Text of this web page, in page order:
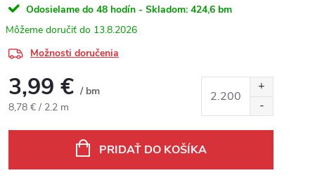
Odosielame do 48 hodín - Skladom: 424,6 bm
13.8.2026
Možnosti doručenia
3,99 € / bm
Jednotková cena:
8,78 € / 2.2 m
PRIDAŤ DO KOŠÍKA